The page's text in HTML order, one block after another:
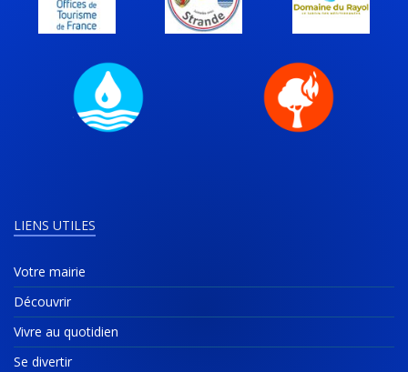
LIENS UTILES
Votre mairie
Découvrir
Vivre au quotidien
Se divertir